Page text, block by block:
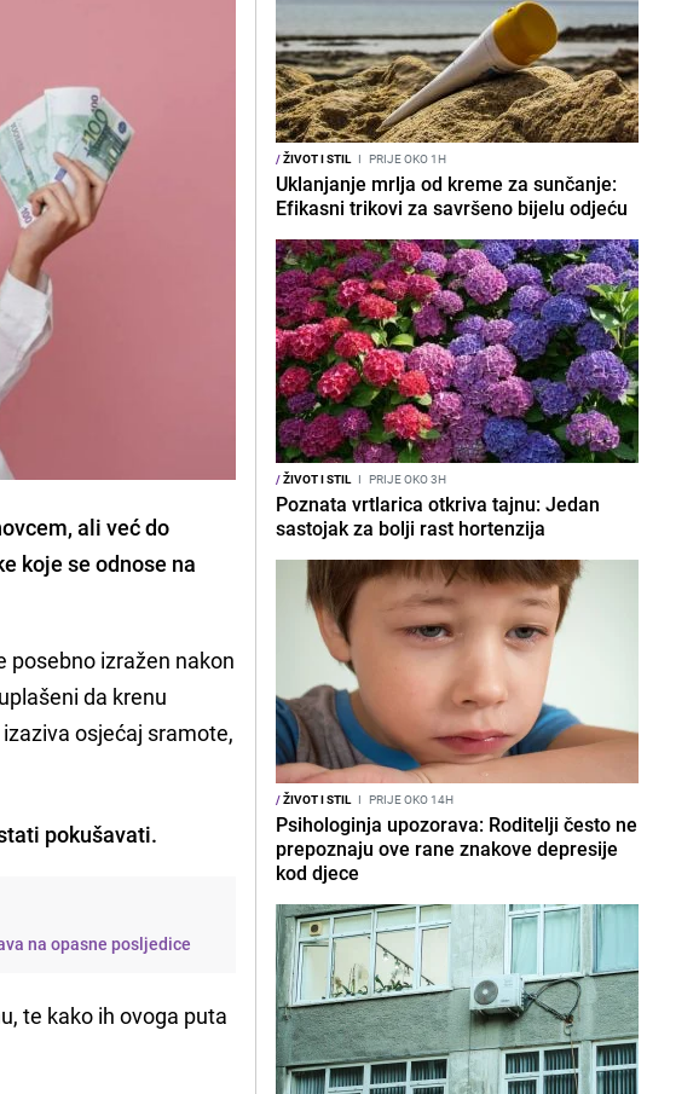
ali već do
koje se odnose na
posebno izražen nakon
da krenu
osjećaj sramote,
pokušavati.
na opasne posljedice
te kako ih ovoga puta
/ŽIVOT I STIL I PRIJE OKO 1H
Uklanjanje mrlja od kreme za sunčanje:
Efikasni trikovi za savršeno bijelu odjeću
/ŽIVOT I STIL I PRIJE OKO 3H
Poznata vrtlarica otkriva tajnu: Jedan
sastojak za bolji rast hortenzija
/ŽIVOT I STIL I PRIJE OKO 14H
Psihologinja upozorava: Roditelji često ne
prepoznaju ove rane znakove depresije
kod djece